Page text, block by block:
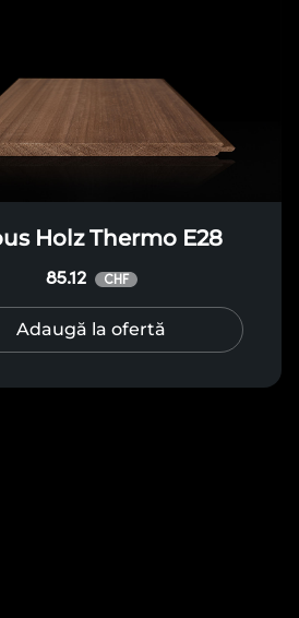
Holz Thermo E28
85.12 CHF
Adaugă la ofertă